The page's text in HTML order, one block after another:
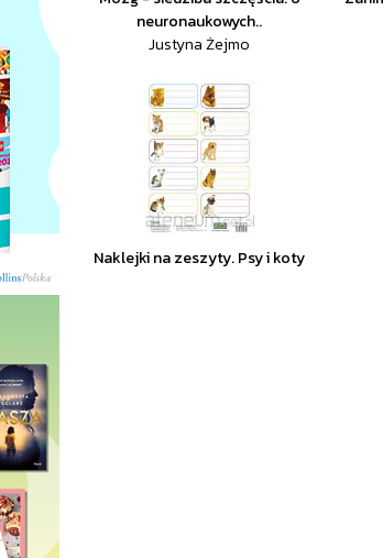
neuronaukowych..
Justyna Żejmo
Naklejki na zeszyty. Psy i koty